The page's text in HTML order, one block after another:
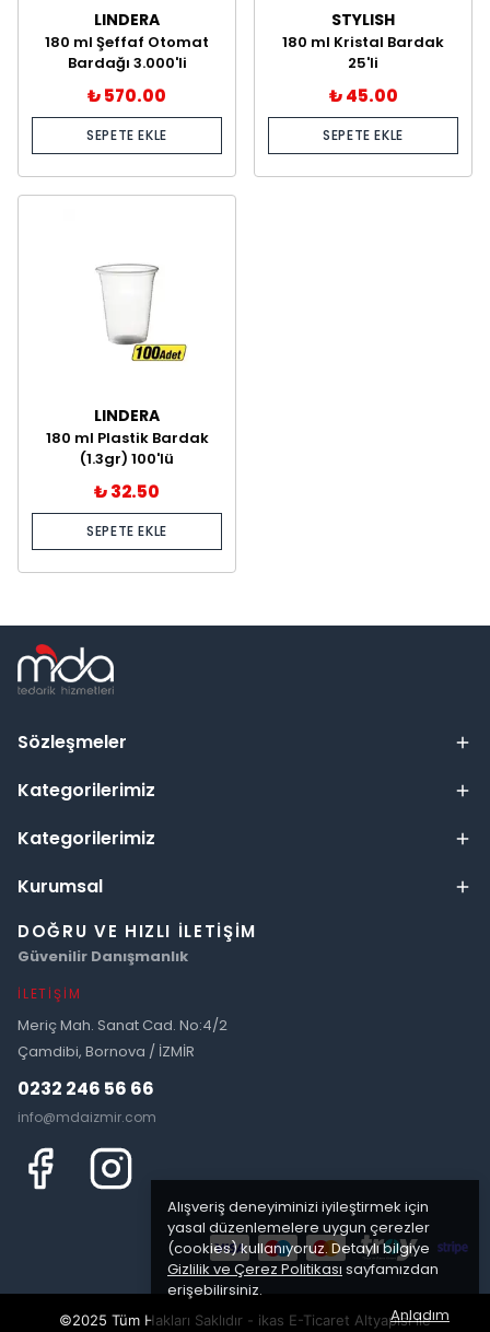
Alışveriş deneyiminizi iyileştirmek için
yasal düzenlemelere uygun çerezler
(cookies) kullanıyoruz. Detaylı bilgiye
Gizlilik ve Çerez Politikası sayfamızdan
erişebilirsiniz.
Anladım
LINDERA
180 ml Şeffaf Otomat
Bardağı 3.000'li
₺ 570.00
SEPETE EKLE
STYLISH
180 ml Kristal Bardak
25'li
₺ 45.00
SEPETE EKLE
LINDERA
180 ml Plastik Bardak
(1.3gr) 100'lü
₺ 32.50
SEPETE EKLE
Sözleşmeler
Kategorilerimiz
Kategorilerimiz
Kurumsal
DOĞRU VE HIZLI İLETIŞIM
Güvenilir Danışmanlık
İLETIŞIM
Meriç Mah. Sanat Cad. No:4/2
Çamdibi, Bornova / İZMİR
0232 246 56 66
info@mdaizmir.com
©2025 Tüm Hakları Saklıdır - ikas E-Ticaret Altyapısı ile